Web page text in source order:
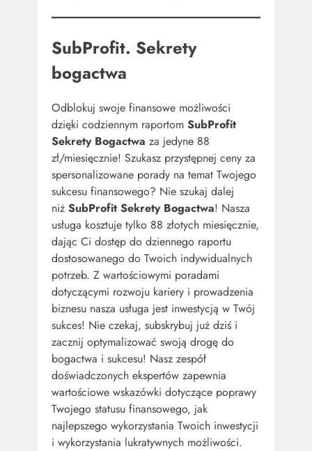
SubProfit. Sekrety
bogactwa
Odblokuj swoje finansowe możliwości
dzięki codziennym raportom SubProfit
Sekrety Bogactwa za jedyne 88
zł/miesięcznie! Szukasz przystępnej ceny za
spersonalizowane porady na temat Twojego
sukcesu finansowego? Nie szukaj dalej
niż SubProfit Sekrety Bogactwa! Nasza
usługa kosztuje tylko 88 złotych miesięcznie,
dając Ci dostęp do dziennego raportu
dostosowanego do Twoich indywidualnych
potrzeb. Z wartościowymi poradami
dotyczącymi rozwoju kariery i prowadzenia
biznesu nasza usługa jest inwestycją w Twój
sukces! Nie czekaj, subskrybuj już dziś i
zacznij optymalizować swoją drogę do
bogactwa i sukcesu! Nasz zespół
doświadczonych ekspertów zapewnia
wartościowe wskazówki dotyczące poprawy
Twojego statusu finansowego, jak
najlepszego wykorzystania Twoich inwestycji
i wykorzystania lukratywnych możliwości.